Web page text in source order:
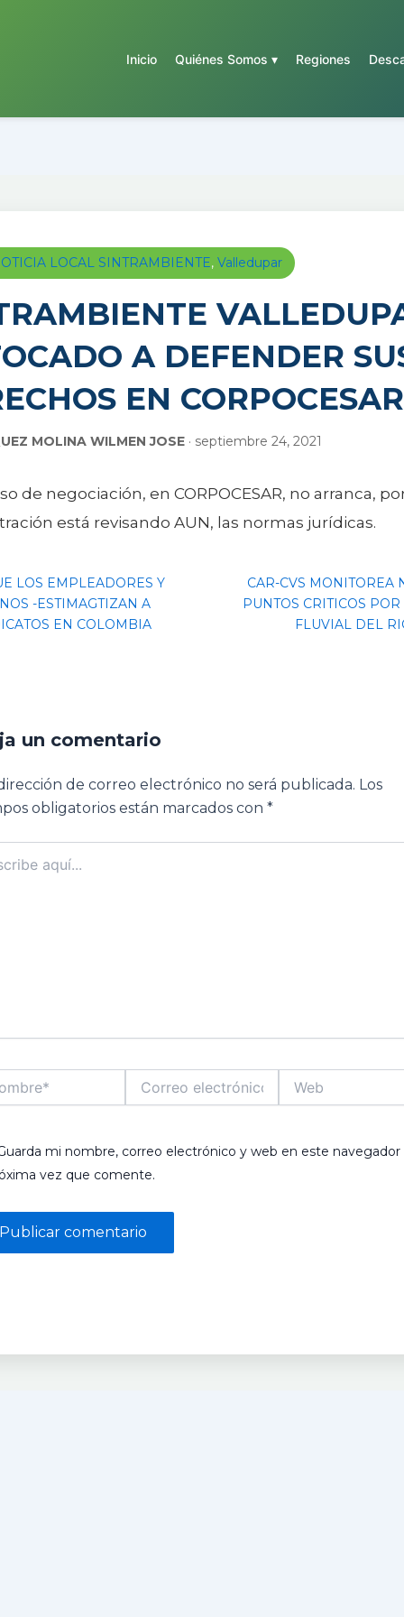
Inicio Quiénes Somos ▾ Regiones
LOCAL SINTRAMBIENTE, Valledupar
A DEFENDER
EN CORPOCESAR
MOLINA WILMEN JOSE · septiembre 24, 2021
de negociación, en CORPOCESAR, no arranca,
está revisando AUN, las normas jurídicas.
LOS EMPLEADORES Y
-ESTIMAGTIZAN A
EN COLOMBIA
CAR-CVS MONITOREA
PUNTOS CRITICOS
FLUVIAL DEL
un comentario
de correo electrónico no será publicada. Los
obligatorios están marcados con *
electrónico*
mi nombre, correo electrónico y web en este navegador
vez que comente.